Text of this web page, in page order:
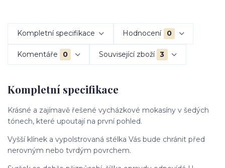
Kompletní specifikace Hodnocení 0
Komentáře 0 Související zboží 3
Kompletní specifikace
Krásné a zajímavě řešené vycházkové mokasíny v šedých
tónech, které upoutají na první pohled.
Vyšší klínek a vypolstrovaná stélka Vás bude chránit před
nerovným nebo tvrdým povrchem.